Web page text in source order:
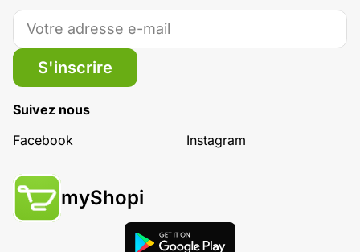
S'inscrire
Suivez nous
Facebook
Instagram
myShopi